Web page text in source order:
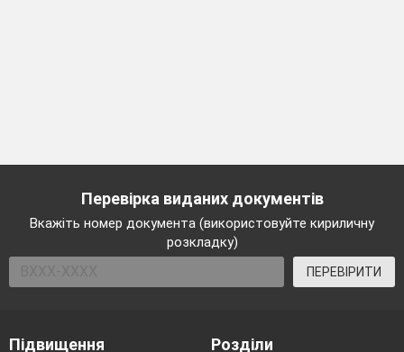
Перевірка виданих документів
Вкажіть номер документа (використовуйте кириличну
розкладку)
ПЕРЕВІРИТИ
Підвищення
Розділи